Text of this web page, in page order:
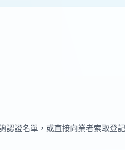
證名單，或直接向業者索取登